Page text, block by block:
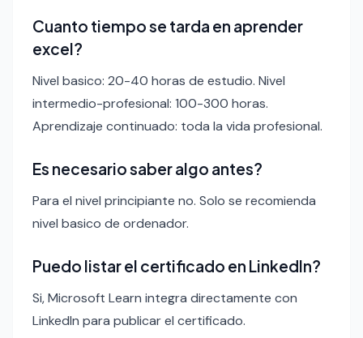
Cuanto tiempo se tarda en aprender
excel?
Nivel basico: 20-40 horas de estudio. Nivel
intermedio-profesional: 100-300 horas.
Aprendizaje continuado: toda la vida profesional.
Es necesario saber algo antes?
Para el nivel principiante no. Solo se recomienda
nivel basico de ordenador.
Puedo listar el certificado en LinkedIn?
Si, Microsoft Learn integra directamente con
LinkedIn para publicar el certificado.